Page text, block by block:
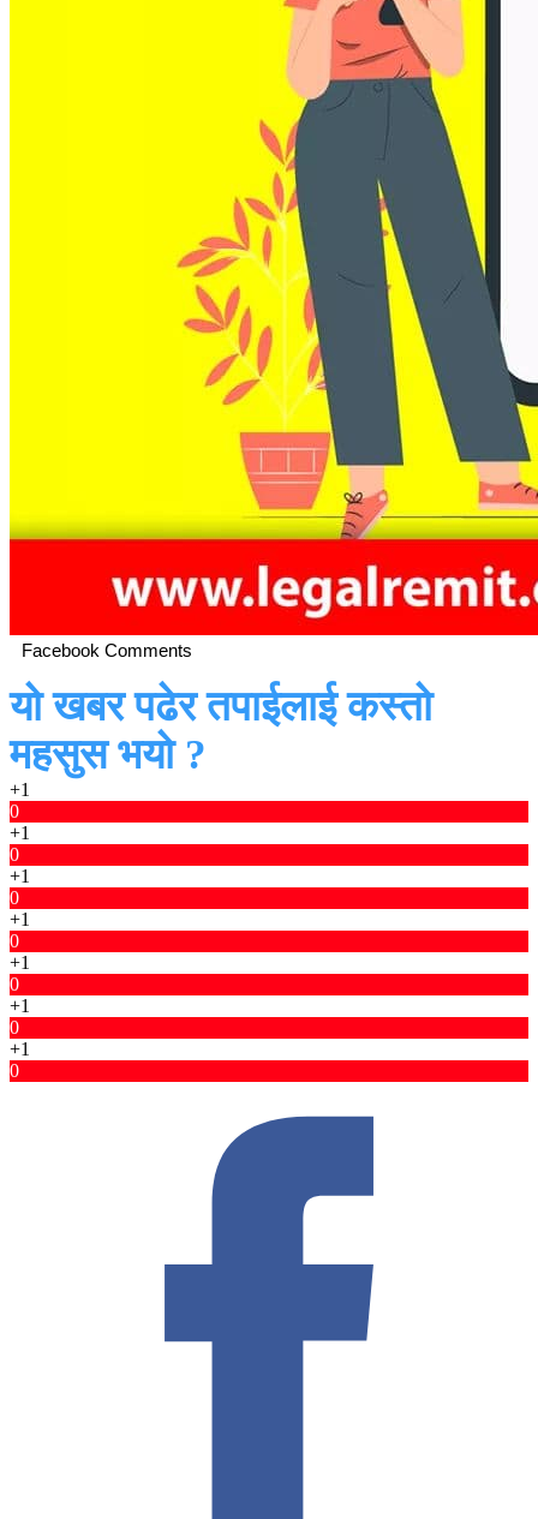
Facebook Comments
यो खबर पढेर तपाईलाई कस्तो
महसुस भयो ?
+1
0
+1
0
+1
0
+1
0
+1
0
+1
0
+1
0